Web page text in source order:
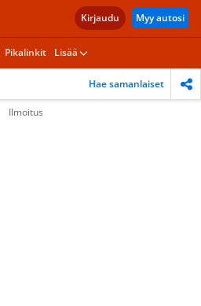
Kirjaudu Myy autosi
Pikalinkit Lisää
Hae samanlaiset
Ilmoitus